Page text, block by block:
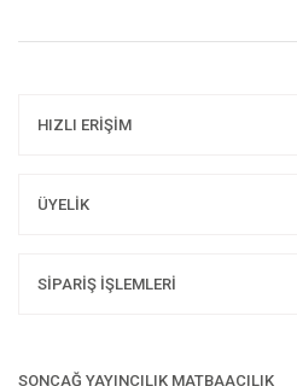
HIZLI ERİŞİM
ÜYELİK
SİPARİŞ İŞLEMLERİ
SONÇAĞ YAYINCILIK MATBAACILIK